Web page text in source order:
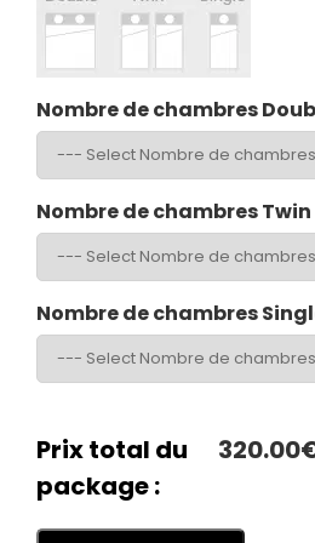
Nombre de chambres
Nombre de chambres Twin
Nombre de chambres
Prix total du
package :